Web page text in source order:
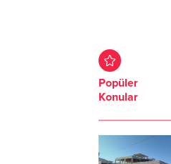
Popüler
Konular